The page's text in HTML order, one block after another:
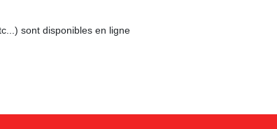
sont disponibles en ligne